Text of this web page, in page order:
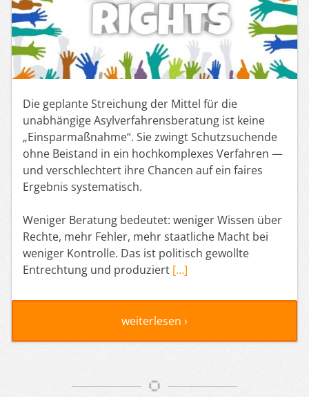
Die geplante Streichung der Mittel für die
unabhängige Asylverfahrensberatung ist keine
„Einsparmaßnahme“. Sie zwingt Schutzsuchende
ohne Beistand in ein hochkomplexes Verfahren —
und verschlechtert ihre Chancen auf ein faires
Ergebnis systematisch.
Weniger Beratung bedeutet: weniger Wissen über
Rechte, mehr Fehler, mehr staatliche Macht bei
weniger Kontrolle. Das ist politisch gewollte
Entrechtung und produziert […]
weiterlesen ›